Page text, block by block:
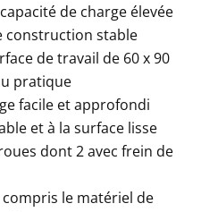
de charge élevée
construction stable
de travail de 60 x 90
pratique
facile et approfondi
et à la surface lisse
dont 2 avec frein de
compris le matériel de